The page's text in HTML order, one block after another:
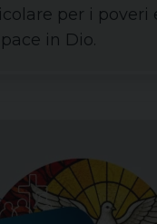
per i poveri
in Dio.